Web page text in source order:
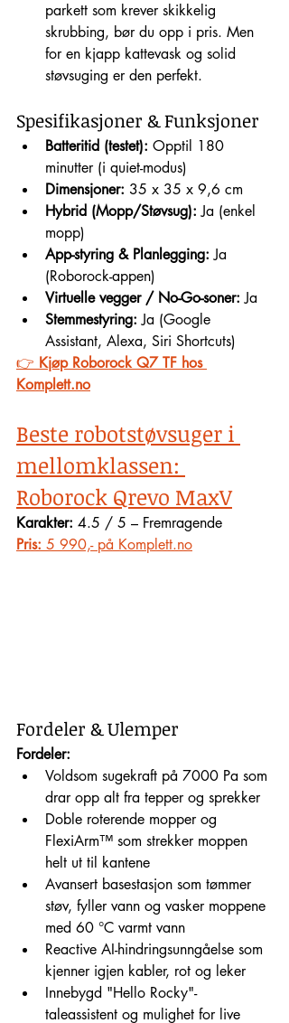
parkett som krever skikkelig
skrubbing, bør du opp i pris. Men
for en kjapp kattevask og solid
støvsuging er den perfekt.
Spesifikasjoner & Funksjoner
Batteritid (testet): Opptil 180
minutter (i quiet-modus)
Dimensjoner: 35 x 35 x 9,6 cm
Hybrid (Mopp/Støvsug): Ja (enkel
mopp)
App-styring & Planlegging: Ja
(Roborock-appen)
Virtuelle vegger / No-Go-soner: Ja
Stemmestyring: Ja (Google
Assistant, Alexa, Siri Shortcuts)
👉 Kjøp Roborock Q7 TF hos
Komplett.no
Beste robotstøvsuger i
mellomklassen:
Roborock Qrevo MaxV
Karakter: 4.5 / 5 – Fremragende
Pris: 5 990,- på Komplett.no
Fordeler & Ulemper
Fordeler:
Voldsom sugekraft på 7000 Pa som
drar opp alt fra tepper og sprekker
Doble roterende mopper og
FlexiArm™ som strekker moppen
helt ut til kantene
Avansert basestasjon som tømmer
støv, fyller vann og vasker moppene
med 60 °C varmt vann
Reactive AI-hindringsunngåelse som
kjenner igjen kabler, rot og leker
Innebygd "Hello Rocky"-
taleassistent og mulighet for live